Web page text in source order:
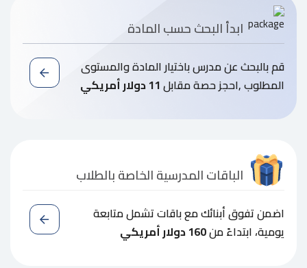
ابدأ البحث حسب المادة
قم بالبحث عن مدرس باختيار المادة والمستوى
المطلوب ,احجز حصة مقابل11 دولار أمريكي
الباقات المدرسية الخاصة بالطلاب
اضمن تفوق أبنائك مع باقات تشمل متابعة
يومية، ابتداءً من160 دولار أمريكي